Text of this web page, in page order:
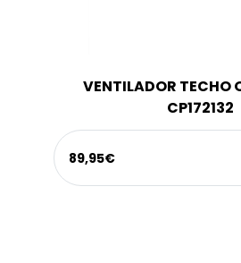
VENTILADOR TECHO
CP172132
89,95€